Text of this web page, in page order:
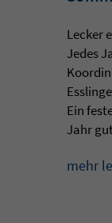
Lecker
Jedes
Ein
Jahr
mehr